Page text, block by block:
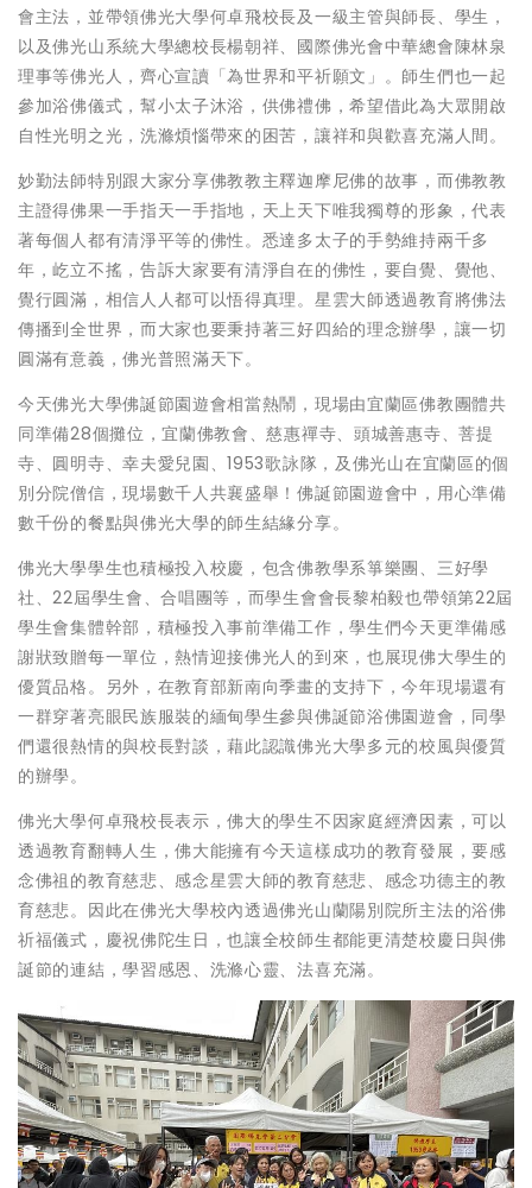
會主法，並帶領佛光大學何卓飛校長及一級主管與師長、學生，
以及佛光山系統大學總校長楊朝祥、國際佛光會中華總會陳林泉
理事等佛光人，齊心宣讀「為世界和平祈願文」。師生們也一起
參加浴佛儀式，幫小太子沐浴，供佛禮佛，希望借此為大眾開啟
自性光明之光，洗滌煩惱帶來的困苦，讓祥和與歡喜充滿人間。
妙勤法師特別跟大家分享佛教教主釋迦摩尼佛的故事，而佛教教
主證得佛果一手指天一手指地，天上天下唯我獨尊的形象，代表
著每個人都有清淨平等的佛性。悉達多太子的手勢維持兩千多
年，屹立不搖，告訴大家要有清淨自在的佛性，要自覺、覺他、
覺行圓滿，相信人人都可以悟得真理。星雲大師透過教育將佛法
傳播到全世界，而大家也要秉持著三好四給的理念辦學，讓一切
圓滿有意義，佛光普照滿天下。
今天佛光大學佛誕節園遊會相當熱鬧，現場由宜蘭區佛教團體共
同準備28個攤位，宜蘭佛教會、慈惠禪寺、頭城善惠寺、菩提
寺、圓明寺、幸夫愛兒園、1953歌詠隊，及佛光山在宜蘭區的個
別分院僧信，現場數千人共襄盛舉！佛誕節園遊會中，用心準備
數千份的餐點與佛光大學的師生結緣分享。
佛光大學學生也積極投入校慶，包含佛教學系箏樂團、三好學
社、22屆學生會、合唱團等，而學生會會長黎柏毅也帶領第22屆
學生會集體幹部，積極投入事前準備工作，學生們今天更準備感
謝狀致贈每一單位，熱情迎接佛光人的到來，也展現佛大學生的
優質品格。另外，在教育部新南向季畫的支持下，今年現場還有
一群穿著亮眼民族服裝的緬甸學生參與佛誕節浴佛園遊會，同學
們還很熱情的與校長對談，藉此認識佛光大學多元的校風與優質
的辦學。
佛光大學何卓飛校長表示，佛大的學生不因家庭經濟因素，可以
透過教育翻轉人生，佛大能擁有今天這樣成功的教育發展，要感
念佛祖的教育慈悲、感念星雲大師的教育慈悲、感念功德主的教
育慈悲。因此在佛光大學校內透過佛光山蘭陽別院所主法的浴佛
祈福儀式，慶祝佛陀生日，也讓全校師生都能更清楚校慶日與佛
誕節的連結，學習感恩、洗滌心靈、法喜充滿。